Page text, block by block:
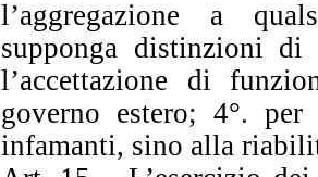
l’aggregazione a
supponga distinzioni
l’accettazione di
governo estero; 4°.
infamanti, sino alla